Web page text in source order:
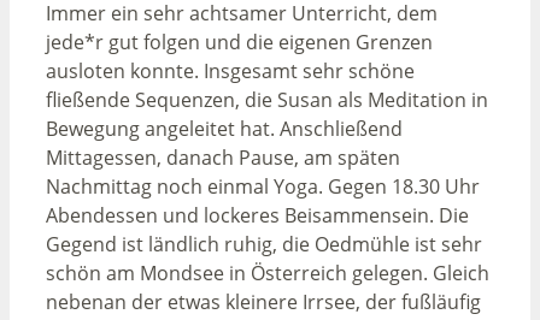
Immer ein sehr achtsamer Unterricht, dem
jede*r gut folgen und die eigenen Grenzen
ausloten konnte. Insgesamt sehr schöne
fließende Sequenzen, die Susan als Meditation in
Bewegung angeleitet hat. Anschließend
Mittagessen, danach Pause, am späten
Nachmittag noch einmal Yoga. Gegen 18.30 Uhr
Abendessen und lockeres Beisammensein. Die
Gegend ist ländlich ruhig, die Oedmühle ist sehr
schön am Mondsee in Österreich gelegen. Gleich
nebenan der etwas kleinere Irrsee, der fußläufig